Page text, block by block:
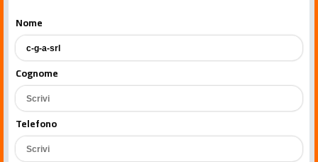
Nome
Cognome
Telefono